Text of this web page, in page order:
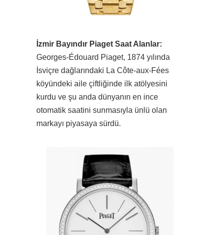
İzmir Bayındır Piaget Saat Alanlar:
Georges-Édouard Piaget, 1874 yılında
İsviçre dağlarındaki La Côte-aux-Fées
köyündeki aile çiftliğinde ilk atölyesini
kurdu ve şu anda dünyanın en ince
otomatik saatini sunmasıyla ünlü olan
markayı piyasaya sürdü.